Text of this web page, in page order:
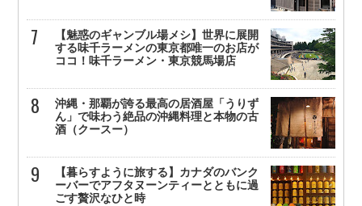
【魅惑のギャンブル場メシ】世界に展開
する味千ラーメンの東京都唯一のお店が
ココ！味千ラーメン・東京競馬場店
沖縄・那覇が誇る最高の居酒屋「うりず
ん」で味わう絶品の沖縄料理と本物の古
酒（クースー）
【暮らすように旅する】カナダのバンク
ーバーでアフタヌーンティーとともに過
ごす贅沢なひと時